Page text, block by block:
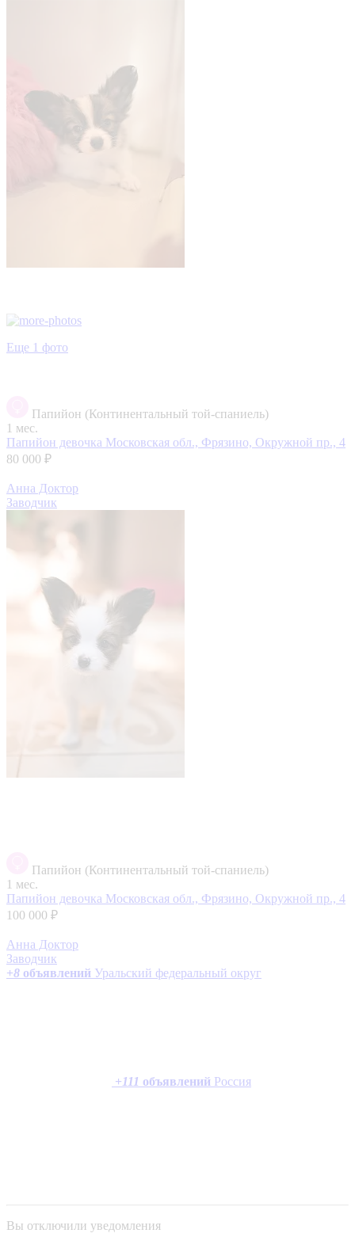
Еще 1 фото
Папийон (Континентальный той-спаниель)
1 мес.
Папийон девочка Московская обл., Фрязино, Окружной пр., 4
80 000 ₽
Анна Доктор
Заводчик
Папийон (Континентальный той-спаниель)
1 мес.
Папийон девочка Московская обл., Фрязино, Окружной пр., 4
100 000 ₽
Анна Доктор
Заводчик
+8 объявлений Уральский федеральный округ
+111 объявлений Россия
Вы отключили уведомления